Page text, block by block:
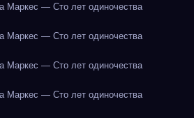
Маркес — Сто лет одиночества
Маркес — Сто лет одиночества
Маркес — Сто лет одиночества
Маркес — Сто лет одиночества